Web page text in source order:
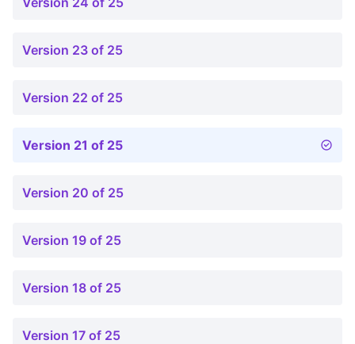
Version 23 of 25
Version 22 of 25
Version 21 of 25
Version 20 of 25
Version 19 of 25
Version 18 of 25
Version 17 of 25